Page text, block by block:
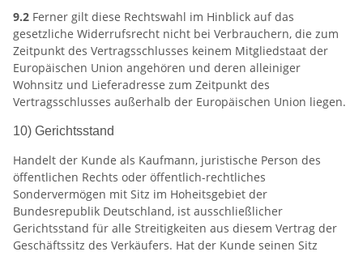
9.2 Ferner gilt diese Rechtswahl im Hinblick auf das
gesetzliche Widerrufsrecht nicht bei Verbrauchern, die zum
Zeitpunkt des Vertragsschlusses keinem Mitgliedstaat der
Europäischen Union angehören und deren alleiniger
Wohnsitz und Lieferadresse zum Zeitpunkt des
Vertragsschlusses außerhalb der Europäischen Union liegen.
10) Gerichtsstand
Handelt der Kunde als Kaufmann, juristische Person des
öffentlichen Rechts oder öffentlich-rechtliches
Sondervermögen mit Sitz im Hoheitsgebiet der
Bundesrepublik Deutschland, ist ausschließlicher
Gerichtsstand für alle Streitigkeiten aus diesem Vertrag der
Geschäftssitz des Verkäufers. Hat der Kunde seinen Sitz